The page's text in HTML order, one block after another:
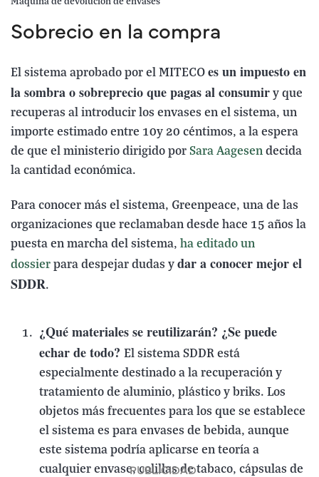
Sobrecio en la compra
El sistema aprobado por el MITECO es un impuesto en
la sombra o sobreprecio que pagas al consumir y que
recuperas al introducir los envases en el sistema, un
importe estimado entre 10y 20 céntimos, a la espera
de que el ministerio dirigido por Sara Aagesen decida
la cantidad económica.
Para conocer más el sistema, Greenpeace, una de las
organizaciones que reclamaban desde hace 15 años la
puesta en marcha del sistema, ha editado un
dossier para despejar dudas y dar a conocer mejor el
SDDR.
¿Qué materiales se reutilizarán? ¿Se puede
echar de todo? El sistema SDDR está
especialmente destinado a la recuperación y
tratamiento de aluminio, plástico y briks. Los
objetos más frecuentes para los que se establece
el sistema es para envases de bebida, aunque
este sistema podría aplicarse en teoría a
cualquier envase, colillas de tabaco, cápsulas de